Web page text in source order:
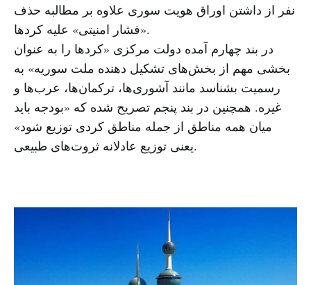
نفر از داشتن اوراق هویت سوری علاوه بر مطالبه حذف
«فشار امنیتی» علیه کردها.
در بند چهارم آمده دولت مرکزی «کردها را به عنوان
بخشی مهم از بخش‌های تشکیل دهنده ملت سوریه» به
رسمیت بشناسد مانند آشوری‌ها، ترکمان‌ها، عرب‌ها و
غیره. همچنین در بند پنجم تصریح شده که «بودجه باید
میان همه مناطق از جمله مناطق کردی توزیع شود»
یعنی توزیع عادلانه ثروت‌های طبیعی.